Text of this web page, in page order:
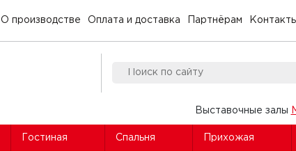
О производстве Оплата и доставка Партнёрам
Выставочные залы
Гостиная Спальня Прихожая